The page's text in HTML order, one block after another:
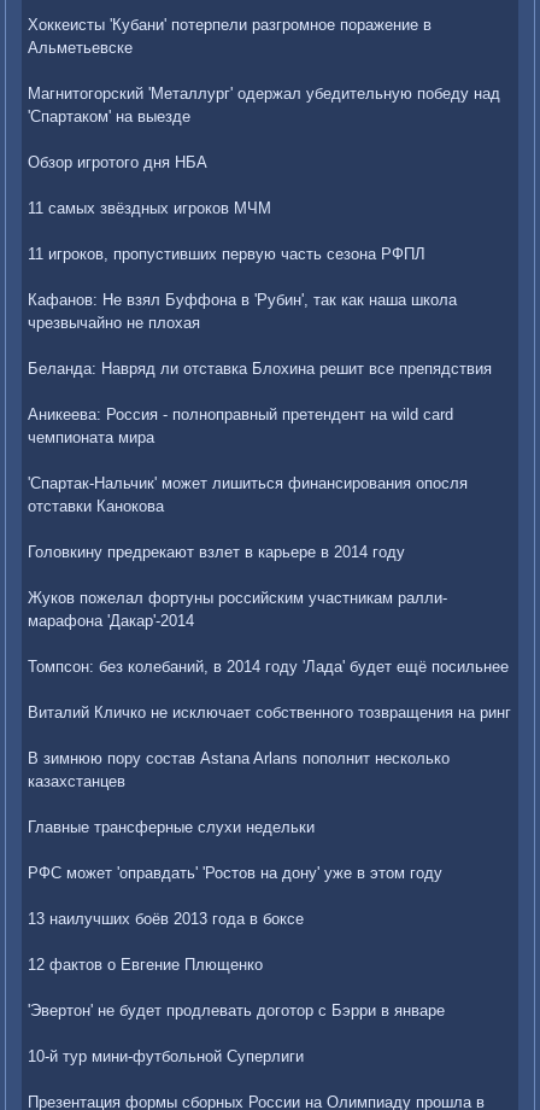
Хоккеисты 'Кубани' потерпели разгромное поражение в
Альметьевске
Магнитогорский 'Металлург' одержал убедительную победу над
'Спартаком' на выезде
Обзор игротого дня НБА
11 самых звёздных игроков МЧМ
11 игроков, пропустивших первую часть сезона РФПЛ
Кафанов: Не взял Буффона в 'Рубин', так как наша школа
чрезвычайно не плохая
Беланда: Навряд ли отставка Блохина решит все препядствия
Аникеева: Россия - полноправный претендент на wild card
чемпионата мира
'Спартак-Нальчик' может лишиться финансирования опосля
отставки Канокова
Головкину предрекают взлет в карьере в 2014 году
Жуков пожелал фортуны российским участникам ралли-
марафона 'Дакар'-2014
Томпсон: без колебаний, в 2014 году 'Лада' будет ещё посильнее
Виталий Кличко не исключает собственного тозвращения на ринг
В зимнюю пору состав Astana Arlans пополнит несколько
казахстанцев
Главные трансферные слухи недельки
РФС может 'оправдать' 'Ростов на дону' уже в этом году
13 наилучших боёв 2013 года в боксе
12 фактов о Евгение Плющенко
'Эвертон' не будет продлевать доготор с Бэрри в январе
10-й тур мини-футбольной Суперлиги
Презентация формы сборных России на Олимпиаду прошла в